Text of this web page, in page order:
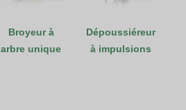
Broyeur à
arbre unique
Dépoussiéreur
à impulsions